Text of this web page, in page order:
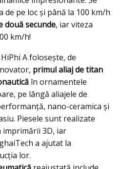
de pe loc și până la 100 km/h
două secunde, iar viteza
km/h!
A folosește, de
primul aliaj de titan
în ornamentele
pe lângă aliajele de
nano-ceramica și
Piesele sunt realizate
3D, iar
a ajutat la
lor.